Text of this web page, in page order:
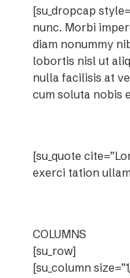
[su_dropcap
nunc. Morbi
diam nonummy
lobortis nisl ut
nulla facilisis at
cum soluta nobis
[su_quote
exerci tation
COLUMNS
[su_row]
[su_column